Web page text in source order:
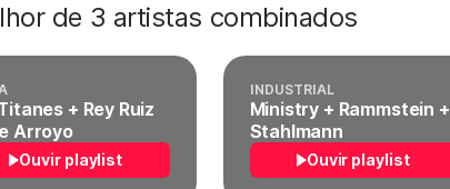
de 3 artistas combinados
+ Rey Ruiz
Arroyo
Ouvir playlist
INDUSTRIAL
Ministry + Rammstein +
Stahlmann
Ouvir playlist